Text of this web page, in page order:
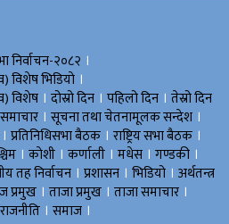
निर्वाचन-२०८२ ।
विशेष भिडियाे ।
विशेष । दोस्रो दिन । पहिलो दिन । तेस्रो दिन
। सूचना तथा चेतनामूलक सन्देश ।
प्रतिनिधिसभा बैठक । राष्ट्रिय सभा बैठक ।
। काेशी । कर्णाली । मधेस । गण्डकी ।
तह निर्वाचन । प्रशासन । भिडियो । अर्थतन्त्र
प्रमुख । ताजा प्रमुख । ताजा समाचार ।
राजनीति । समाज ।